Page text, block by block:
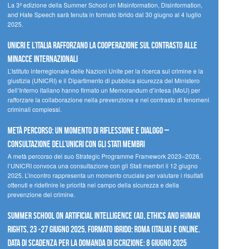
La 3ª edizione della Summer School on Misinformation, Disinformation,
and Hate Speech sarà tenuta in formato ibrido dal 30 giugno al 4 luglio
2025.
UNICRI e l’Italia rafforzano la cooperazione sul contrasto alle
minacce internazionali
L’Istituto interregionale delle Nazioni Unite per la ricerca sul crimine e la
giustizia (UNICRI) e il Dipartimento di pubblica sicurezza del Ministero
dell’Interno italiano hanno firmato un Memorandum d’intesa (MoU) per
rafforzare la collaborazione nella prevenzione e nel contrasto di fenomeni
criminali complessi.
Metà percorso: un momento di riflessione e dialogo –
Consultazione dell’UNICRI con gli Stati membri
A metà percorso del suo Strategic Programme Framework 2023–2026,
l’UNICRI convoca una consultazione con gli Stati membri il 12 giugno
2025. L’incontro rappresenta un momento cruciale per valutare i risultati
ottenuti e ridefinire le priorità nel campo della sicurezza e della
prevenzione del crimine.
Summer School on Artificial Intelligence (AI), Ethics and Human
Rights, 23 -27 giugno 2025, Formato Ibrido: Roma (Italia) e online.
Data di scadenza per la domanda di iscrizione: 8 giugno 2025